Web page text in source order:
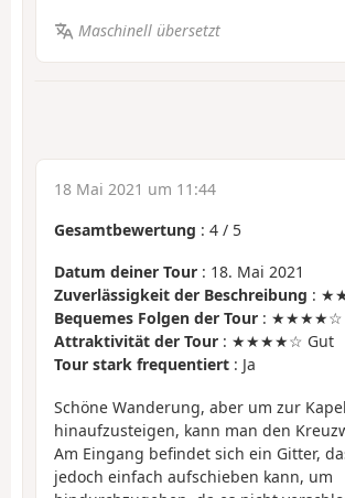
Maschinell übersetzt
18 Mai 2021 um 11:44
Gesamtbewertung : 4 / 5
Datum deiner Tour : 18. Mai 2021
Zuverlässigkeit der Beschreibung :
Bequemes Folgen der Tour : ★★★★☆
Attraktivität der Tour : ★★★★☆ Gut
Tour stark frequentiert : Ja
Schöne Wanderung, aber um zur
hinaufzusteigen, kann man den
Am Eingang befindet sich ein Gitter,
jedoch einfach aufschieben kann, um